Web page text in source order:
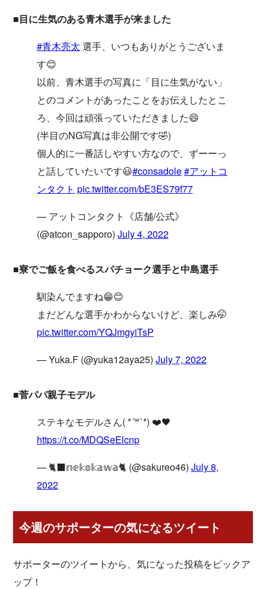
■目に生気のある青木選手が来ました
#青木亮太 選手、いつもありがとうございま
す😊
以前、青木選手の写真に「目に生気がない」
とのコメントがあったことをお伝えしたとこ
ろ、今回は頑張っていただきました😄
(半目のNG写真は非公開です🤣)
個人的に一番話しやすい方なので、ずーーっ
と話していたいです😃#consadole#アットコ
ンタクト pic.twitter.com/bE3ES79f77
— アットコンタクト《店舗/公式》
(@atcon_sapporo) July 4, 2022
■寮でご飯を食べるスパチョーク選手と中島選手
馴染んでますね😁😊
まだどんな選手かわからないけど、楽しみ🤭
pic.twitter.com/YQJmgyiTsP
— Yuka.F (@yuka12aya25) July 7, 2022
■菅パパ親子モデル
ステキなモデルさん( *´꒳`*) ❤️🖤
https://t.co/MDQSeElcnp
— 🐈‍⬛𝕟𝕖𝕜𝕠𝕜𝕒𝕨𝕒🐈 (@sakureo46) July 8,
2022
今週のサポーターの気になるツイート
サポーターのツイートから、気になった投稿をピックア
ップ！